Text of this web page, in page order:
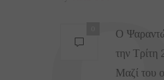
Ο
την Τρίτη
Μαζί του